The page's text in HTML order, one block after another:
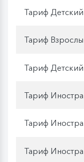
Тариф Детский
Тариф
Тариф
Тариф
Тариф
Тариф